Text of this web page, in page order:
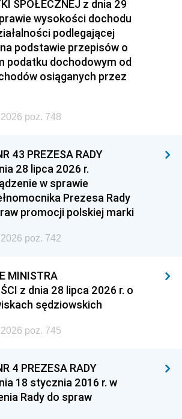
SPOŁECZNEJ z dnia 29
wysokości dochodu
podlegającej
podstawie przepisów o
podatku dochodowym od
osiąganych przez
poz. 748
43 PREZESA RADY
28 lipca 2026 r.
w sprawie
Prezesa Rady
promocji polskiej marki
poz. 742
MINISTRA
z dnia 28 lipca 2026 r. o
sędziowskich
poz. 745
4 PREZESA RADY
18 stycznia 2016 r. w
Rady do spraw